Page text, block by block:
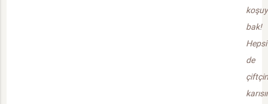
bak!
Hepsi
de